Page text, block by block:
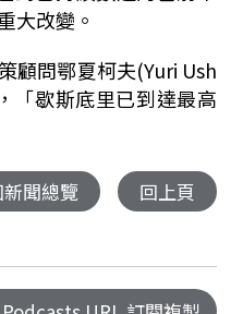
大改變。
顧問鄂夏柯夫(Yuri Ush
「歇斯底里已到達最高
新聞總覽 回上頁